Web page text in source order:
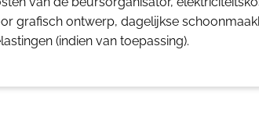
grafisch ontwerp, dagelijkse
(indien van toepassing).